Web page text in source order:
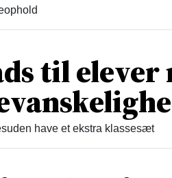
til elever
have et ekstra klassesæt